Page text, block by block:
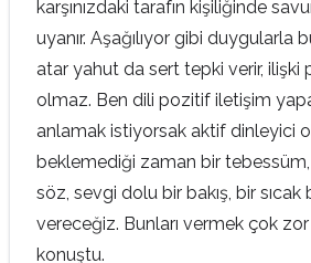
karşınızdaki tarafın kişiliğinde
uyanır. Aşağılıyor gibi duygularla
atar yahut da sert tepki verir, ilişki
olmaz. Ben dili pozitif iletişim
anlamak istiyorsak aktif dinleyici
beklemediği zaman bir
söz, sevgi dolu bir bakış, bir sıcak
vereceğiz. Bunları vermek çok zor
konuştu.